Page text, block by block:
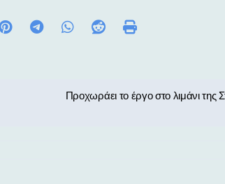
Προχωράει το έργο στο λιμάνι της